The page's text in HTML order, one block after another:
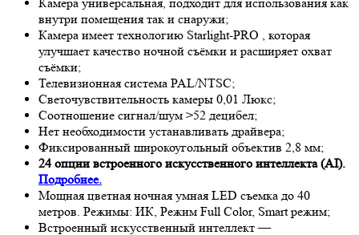
внутри помещения так и снаружи;
Камера имеет технологию Starlight-PRO , которая
улучшает качество ночной съёмки и расширяет охват
съёмки;
Телевизионная система PAL/NTSC;
Светочувствительность камеры 0,01 Люкс;
Соотношение сигнал/шум >52 децибел;
Нет необходимости устанавливать драйвера;
Фиксированный широкоугольный объектив 2,8 мм;
24 опции встроенного искусственного интеллекта (AI).
Подробнее.
Мощная цветная ночная умная LED съемка до 40
метров. Режимы: ИК, Режим Full Color, Smart режим;
Встроенный искусственный интеллект —